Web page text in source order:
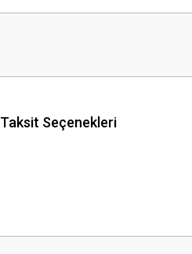
Taksit Seçenekleri